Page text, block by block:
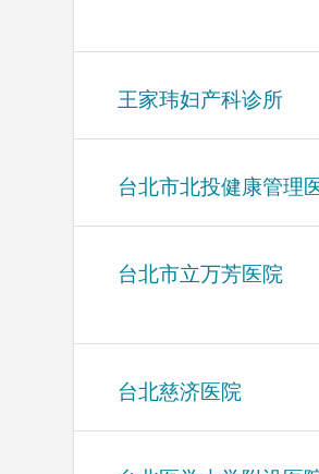
王家玮妇产科诊所
台北市北投健康管理
台北市立万芳医院
台北慈济医院